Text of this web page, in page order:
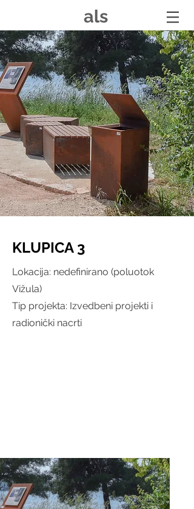
als
KLUPICA 3
Lokacija: nedefinirano (poluotok
Vižula)
Tip projekta: Izvedbeni projekti i
radionički nacrti